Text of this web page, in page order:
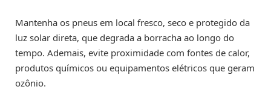
Mantenha os pneus em local fresco, seco e protegido da
luz solar direta, que degrada a borracha ao longo do
tempo. Ademais, evite proximidade com fontes de calor,
produtos químicos ou equipamentos elétricos que geram
ozônio.